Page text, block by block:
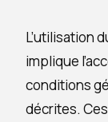
L’utilisation
implique
conditions
décrites.